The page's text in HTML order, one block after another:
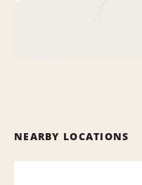
NEARBY LOCATIONS